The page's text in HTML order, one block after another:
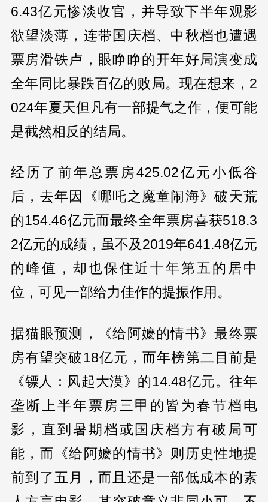
6.43亿元惨淡收官，并导致下半年观影
欲望淡薄，连带国庆档、中秋档也遭遇
票房滑铁卢，眼睁睁的开年好局演变成
全年同比暴跌百亿的败局。现在想来，2
024年夏天但凡有一部提气之作，便可能
是截然相反的结局。
经历了前年总票房425.02亿元小低谷
后，去年因《哪吒之魔童闹海》破天荒
的154.46亿元而最终全年票房喜获518.3
2亿元的成绩，虽不及2019年641.48亿元
的峰值，却也保住近十年第五的居中
位，可见一部给力佳作的提振作用。
据猫眼预测，《给阿嬷的情书》最终票
房有望突破18亿元，而年榜第二目前是
《镖人：风起大漠》的14.48亿元。往年
垄断上半年票房三甲的皆为春节档电
影，直到暑期档或国庆档方有破局可
能，而《给阿嬷的情书》则历史性地提
前到了五月，而且还是一部低成本的素